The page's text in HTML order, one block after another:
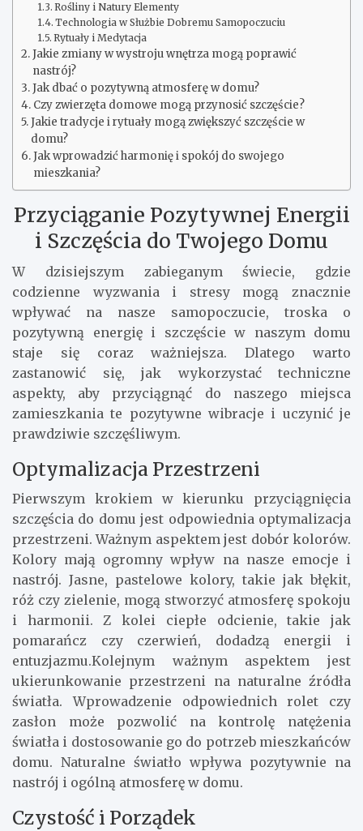
Rośliny i Natury Elementy
Technologia w Służbie Dobremu Samopoczuciu
Rytuały i Medytacja
Jakie zmiany w wystroju wnętrza mogą poprawić
nastrój?
Jak dbać o pozytywną atmosferę w domu?
Czy zwierzęta domowe mogą przynosić szczęście?
Jakie tradycje i rytuały mogą zwiększyć szczęście w
domu?
Jak wprowadzić harmonię i spokój do swojego
mieszkania?
Przyciąganie Pozytywnej Energii
i Szczęścia do Twojego Domu
W dzisiejszym zabieganym świecie, gdzie
codzienne wyzwania i stresy mogą znacznie
wpływać na nasze samopoczucie, troska o
pozytywną energię i szczęście w naszym domu
staje się coraz ważniejsza. Dlatego warto
zastanowić się, jak wykorzystać techniczne
aspekty, aby przyciągnąć do naszego miejsca
zamieszkania te pozytywne wibracje i uczynić je
prawdziwie szczęśliwym.
Optymalizacja Przestrzeni
Pierwszym krokiem w kierunku przyciągnięcia
szczęścia do domu jest odpowiednia optymalizacja
przestrzeni. Ważnym aspektem jest dobór kolorów.
Kolory mają ogromny wpływ na nasze emocje i
nastrój. Jasne, pastelowe kolory, takie jak błękit,
róż czy zielenie, mogą stworzyć atmosferę spokoju
i harmonii. Z kolei ciepłe odcienie, takie jak
pomarańcz czy czerwień, dodadzą energii i
entuzjazmu.Kolejnym ważnym aspektem jest
ukierunkowanie przestrzeni na naturalne źródła
światła. Wprowadzenie odpowiednich rolet czy
zasłon może pozwolić na kontrolę natężenia
światła i dostosowanie go do potrzeb mieszkańców
domu. Naturalne światło wpływa pozytywnie na
nastrój i ogólną atmosferę w domu.
Czystość i Porządek